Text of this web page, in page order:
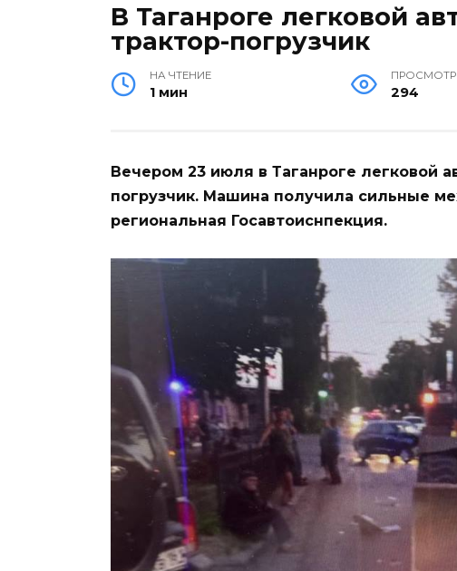
В Таганроге легковой
трактор-погрузчик
НА ЧТЕНИЕ
1 мин 294
Вечером 23 июля в Таганроге легковой
погрузчик. Машина получила сильные
региональная Госавтоиснпекция.